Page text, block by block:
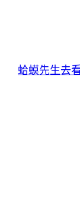
蛤蟆先生去